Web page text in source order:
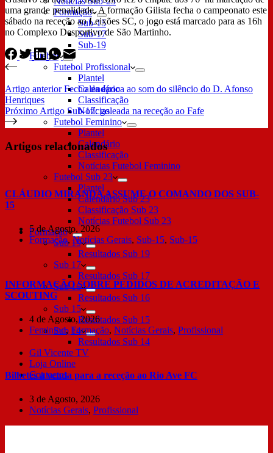
Formação
Sub-15
Sub-17
Sub-19
Futebol
Futebol Profissional
Plantel
Calendário
Classificação
Notícias
Futebol Feminino
Plantel
Calendário
Classificação
Notícias Futebol Feminino
Futebol Sub 23
Plantel
Calendário Sub 23
Classificação Sub 23
Notícias Futebol Sub 23
Formação
Sub 19
Resultados Sub 19
Sub 17
Resultados Sub 17
Sub 16
Resultados Sub 16
Sub 15
Resultados Sub 15
Sub 14
Resultados Sub 14
Gil Vicente TV
Loja Online
Contactos
uma grande penalidade. A formação Gilista fecha o campeonato este
sábado na receção ao Leixões SC, o jogo está marcado para as 16h
no Complexo Desportivo de São Martinho.
Artigo anteriorFecho da época ao som do silêncio do D. Afonso
Henriques
Próximo Artigo Sub-17: goleada na receção ao Fafe
Artigos relacionados
CLÁUDIO MIRANDA ASSUME O COMANDO DOS SUB-
15
5 de Agosto, 2026
Formação,Notícias Gerais, Sub-15, Sub-15
INFORMAÇÃO SOBRE PEDIDOS DE ACREDITAÇÃO E
SCOUTING
4 de Agosto, 2026
Feminino,Formação, Notícias Gerais, Profissional
Bilhetes à venda para a receção ao Rio Ave FC
3 de Agosto, 2026
Notícias Gerais, Profissional